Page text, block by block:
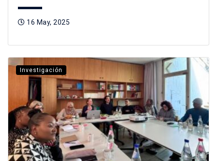
16 May, 2025
Investigación